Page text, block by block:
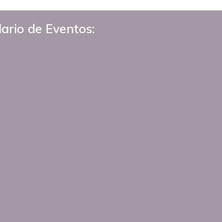
de Eventos: